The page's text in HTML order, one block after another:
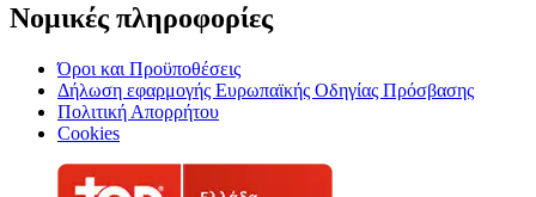
Νομικές πληροφορίες
Όροι και Προϋποθέσεις
Δήλωση εφαρμογής Ευρωπαϊκής Οδηγίας Πρόσβασης
Πολιτική Απορρήτου
Cookies